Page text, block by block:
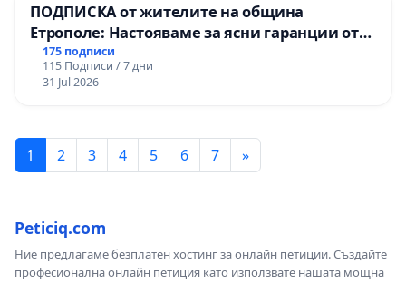
ПОДПИСКА от жителите на община
Етрополе: Настояваме за ясни гаранции от
“Елаците-МЕД” АД и от държавата, че ще се
изпълнят всички екологични норми!
175 подписи
115 Подписи / 7 дни
31 Jul 2026
1 2 3 4 5 6 7 »
Peticiq.com
Ние предлагаме безплатен хостинг за онлайн петиции. Създайте
професионална онлайн петиция като използвате нашата мощна